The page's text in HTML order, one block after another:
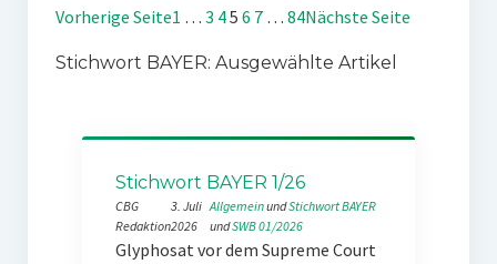
Vorherige Seite1 … 3 45 6 7 … 84Nächste Seite
Stichwort BAYER: Ausgewählte Artikel
Stichwort BAYER 1/26
CBG
Redaktion
3. Juli
2026
Allgemein und Stichwort BAYER
und SWB 01/2026
Glyphosat vor dem Supreme Court